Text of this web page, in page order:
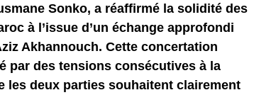
Sonko, a réaffirmé la solidité des
à l’issue d’un échange approfondi
Akhannouch. Cette concertation
par des tensions consécutives à la
les deux parties souhaitent clairement